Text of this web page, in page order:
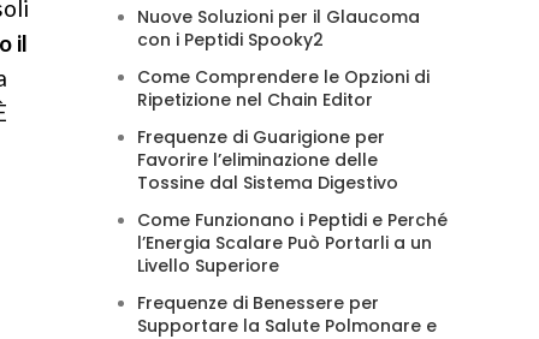
il
Nuove Soluzioni per il Glaucoma
con i Peptidi Spooky2
Come Comprendere le Opzioni di
Ripetizione nel Chain Editor
Frequenze di Guarigione per
Favorire l’eliminazione delle
Tossine dal Sistema Digestivo
Come Funzionano i Peptidi e Perché
l’Energia Scalare Può Portarli a un
Livello Superiore
Frequenze di Benessere per
Supportare la Salute Polmonare e